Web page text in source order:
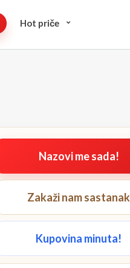
Hot pričе
Nazovi me sada!
Zakaži nam sastanak
Kupovina minuta!